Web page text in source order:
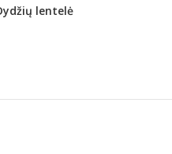
lentelė